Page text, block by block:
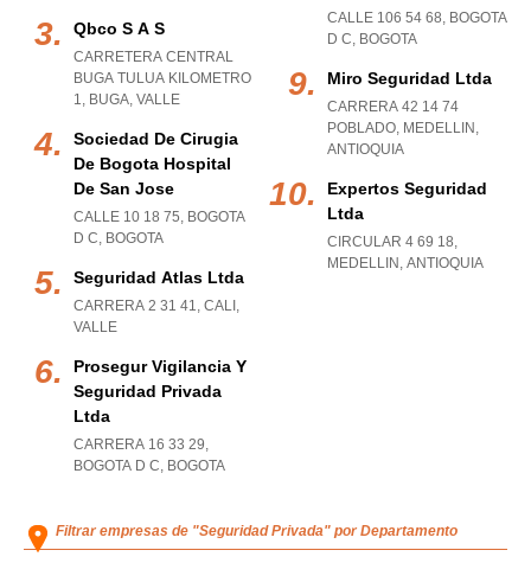
Qbco S A S
CARRETERA CENTRAL
BUGA TULUA KILOMETRO
1, BUGA, VALLE
Sociedad De Cirugia
De Bogota Hospital
De San Jose
CALLE 10 18 75, BOGOTA
D C, BOGOTA
Seguridad Atlas Ltda
CARRERA 2 31 41, CALI ,
VALLE
Prosegur Vigilancia Y
Seguridad Privada
Ltda
CARRERA 16 33 29,
BOGOTA D C, BOGOTA
CALLE 106 54 68, BOGOTA
D C, BOGOTA
Miro Seguridad Ltda
CARRERA 42 14 74
POBLADO, MEDELLIN ,
ANTIOQUIA
Expertos Seguridad
Ltda
CIRCULAR 4 69 18,
MEDELLIN , ANTIOQUIA
Filtrar empresas de "Seguridad Privada" por Departamento